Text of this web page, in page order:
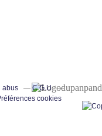
abus
C.G.U.
cookies